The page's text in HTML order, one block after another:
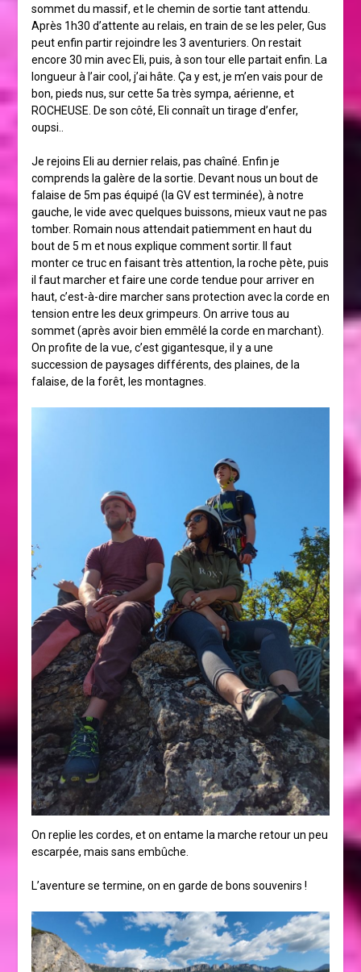
sommet du massif, et le chemin de sortie tant attendu.
Après 1h30 d’attente au relais, en train de se les peler, Gus
peut enfin partir rejoindre les 3 aventuriers. On restait
encore 30 min avec Eli, puis, à son tour elle partait enfin. La
longueur à l’air cool, j’ai hâte. Ça y est, je m’en vais pour de
bon, pieds nus, sur cette 5a très sympa, aérienne, et
ROCHEUSE. De son côté, Eli connaît un tirage d’enfer,
oupsi..
Je rejoins Eli au dernier relais, pas chaîné. Enfin je
comprends la galère de la sortie. Devant nous un bout de
falaise de 5m pas équipé (la GV est terminée), à notre
gauche, le vide avec quelques buissons, mieux vaut ne pas
tomber. Romain nous attendait patiemment en haut du
bout de 5 m et nous explique comment sortir. Il faut
monter ce truc en faisant très attention, la roche pète, puis
il faut marcher et faire une corde tendue pour arriver en
haut, c’est-à-dire marcher sans protection avec la corde en
tension entre les deux grimpeurs. On arrive tous au
sommet (après avoir bien emmêlé la corde en marchant).
On profite de la vue, c’est gigantesque, il y a une
succession de paysages différents, des plaines, de la
falaise, de la forêt, les montagnes.
On replie les cordes, et on entame la marche retour un peu
escarpée, mais sans embûche.
L’aventure se termine, on en garde de bons souvenirs !